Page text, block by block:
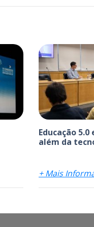
Educação
além da
+ Mais